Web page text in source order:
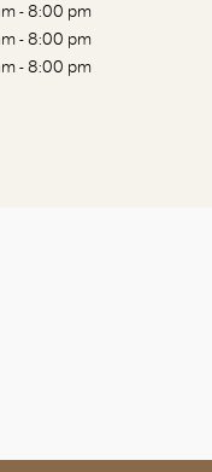
- 8:00 pm
- 8:00 pm
- 8:00 pm